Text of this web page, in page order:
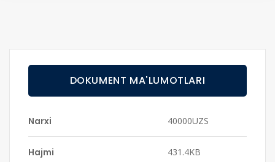
DOKUMENT MA'LUMOTLARI
Narxi 40000UZS
Hajmi 431.4KB